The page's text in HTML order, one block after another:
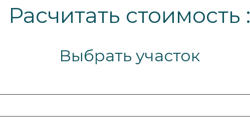
Расчитать стоимость :
Выбрать участок